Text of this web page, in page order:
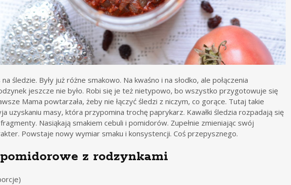
śledzie. Były już różne smakowo. Na kwaśno i na słodko, ale połączenia
jeszcze nie było. Robi się je też nietypowo, bo wszystko przygotowuje się
Mama powtarzała, żeby nie łączyć śledzi z niczym, co gorące. Tutaj takie
uzyskaniu masy, która przypomina trochę paprykarz. Kawałki śledzia rozpadają się
Nasiąkają smakiem cebuli i pomidorów. Zupełnie zmieniając swój
Powstaje nowy wymiar smaku i konsystencji. Coś przepysznego.
z rodzynkami